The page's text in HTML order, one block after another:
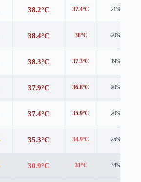
38.2°C 37.4°C 21%
38.4°C 38°C 20%
38.3°C 37.3°C 19%
37.9°C 36.8°C 20%
37.4°C 35.9°C 20%
35.3°C 34.9°C 25%
30.9°C 31°C 34%